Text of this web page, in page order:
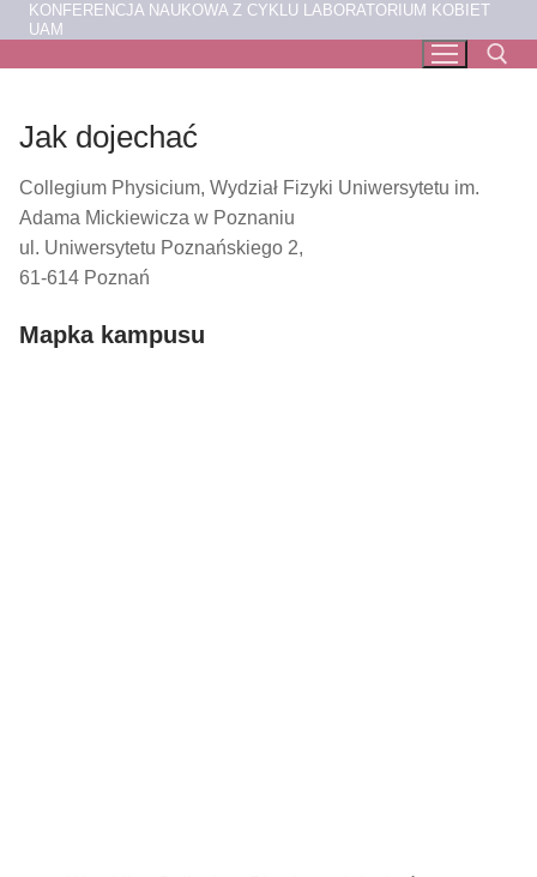
Przejdź
do
treści
KONFERENCJA NAUKOWA Z CYKLU LABORATORIUM KOBIET
UAM
Jak dojechać
Collegium Physicium, Wydział Fizyki Uniwersytetu im.
Adama Mickiewicza w Poznaniu
ul. Uniwersytetu Poznańskiego 2,
61-614 Poznań
Mapka kampusu